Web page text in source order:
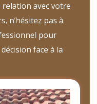
avec votre
n’hésitez pas à
pour
face à la